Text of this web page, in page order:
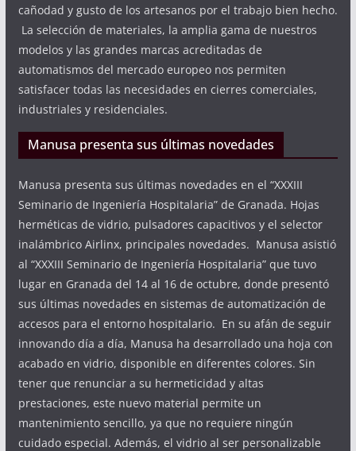
cañodad y gusto de los artesanos por el trabajo bien hecho.
La selección de materiales, la amplia gama de nuestros
modelos y las grandes marcas acreditadas de
automatismos del mercado europeo nos permiten
satisfacer todas las necesidades en cierres comerciales,
industriales y residenciales.
Manusa presenta sus últimas novedades
Manusa presenta sus últimas novedades en el “XXXIII
Seminario de Ingeniería Hospitalaria” de Granada. Hojas
herméticas de vidrio, pulsadores capacitivos y el selector
inalámbrico Airlinx, principales novedades. Manusa asistió
al “XXXIII Seminario de Ingeniería Hospitalaria” que tuvo
lugar en Granada del 14 al 16 de octubre, donde presentó
sus últimas novedades en sistemas de automatización de
accesos para el entorno hospitalario. En su afán de seguir
innovando día a día, Manusa ha desarrollado una hoja con
acabado en vidrio, disponible en diferentes colores. Sin
tener que renunciar a su hermeticidad y altas
prestaciones, este nuevo material permite un
mantenimiento sencillo, ya que no requiere ningún
cuidado especial. Además, el vidrio al ser personalizable